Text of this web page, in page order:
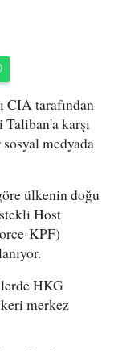
CIA tarafından
karşı
medyada
ülkenin doğu
Host
KPF)
HKG
merkez